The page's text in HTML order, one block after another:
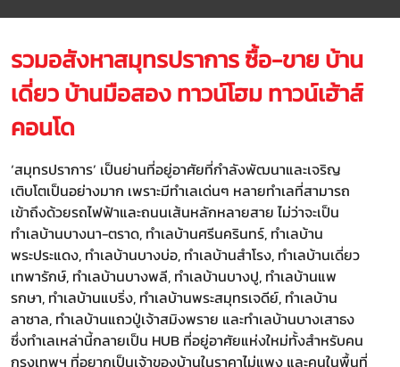
รวมอสังหาสมุทรปราการ ซื้อ-ขาย บ้าน
เดี่ยว บ้านมือสอง ทาวน์โฮม ทาวน์เฮ้าส์
คอนโด
‘สมุทรปราการ’ เป็นย่านที่อยู่อาศัยที่กำลังพัฒนาและเจริญ
เติบโตเป็นอย่างมาก เพราะมีทำเลเด่นๆ หลายทำเลที่สามารถ
เข้าถึงด้วยรถไฟฟ้าและถนนเส้นหลักหลายสาย ไม่ว่าจะเป็น
ทำเลบ้านบางนา-ตราด, ทำเลบ้านศรีนครินทร์, ทำเลบ้าน
พระประแดง, ทำเลบ้านบางบ่อ, ทำเลบ้านสำโรง, ทำเลบ้านเดี่ยว
เทพารักษ์, ทำเลบ้านบางพลี, ทำเลบ้านบางปู, ทำเลบ้านแพ
รกษา, ทำเลบ้านแบริ่ง, ทำเลบ้านพระสมุทรเจดีย์, ทำเลบ้าน
ลาซาล, ทำเลบ้านแถวปู่เจ้าสมิงพราย และทำเลบ้านบางเสาธง
ซึ่งทำเลเหล่านี้กลายเป็น HUB ที่อยู่อาศัยแห่งใหม่ทั้งสำหรับคน
กรุงเทพฯ ที่อยากเป็นเจ้าของบ้านในราคาไม่แพง และคนในพื้นที่